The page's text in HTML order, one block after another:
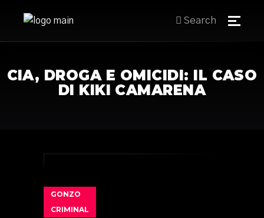
Search
CIA, DROGA E OMICIDI: IL CASO
DI KIKI CAMARENA
GONZO
CRIMINAL